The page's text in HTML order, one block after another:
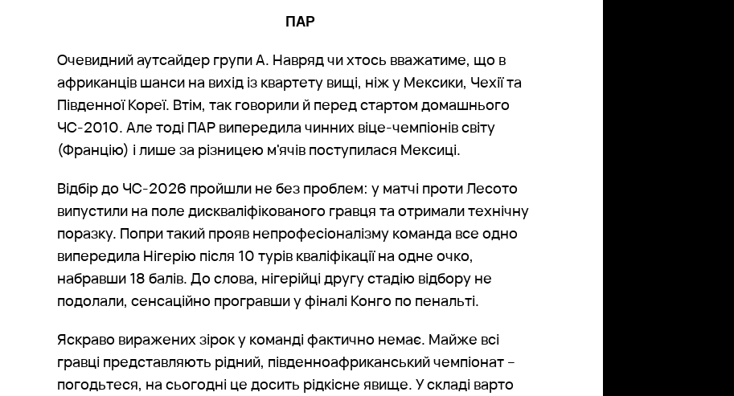
ПАР
Очевидний аутсайдер групи А. Навряд чи хтось вважатиме, що в
африканців шанси на вихід із квартету вищі, ніж у Мексики, Чехії та
Південної Кореї. Втім, так говорили й перед стартом домашнього
ЧС-2010. Але тоді ПАР випередила чинних віце-чемпіонів світу
(Францію) і лише за різницею м'ячів поступилася Мексиці.
Відбір до ЧС-2026 пройшли не без проблем: у матчі проти Лесото
випустили на поле дискваліфікованого гравця та отримали технічну
поразку. Попри такий прояв непрофесіоналізму команда все одно
випередила Нігерію після 10 турів кваліфікації на одне очко,
набравши 18 балів. До слова, нігерійці другу стадію відбору не
подолали, сенсаційно програвши у фіналі Конго по пенальті.
Яскраво виражених зірок у команді фактично немає. Майже всі
гравці представляють рідний, південноафриканський чемпіонат –
погодьтеся, на сьогодні це досить рідкісне явище. У складі варто